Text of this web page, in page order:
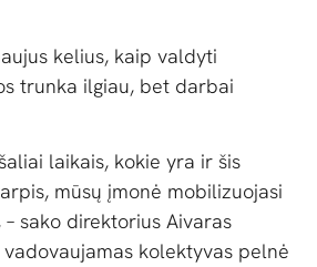
kelius, kaip valdyti
trunka ilgiau, bet darbai
laikais, kokie yra ir šis
mūsų įmonė mobilizuojasi
– sako direktorius Aivaras
kolektyvas pelnė